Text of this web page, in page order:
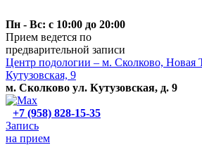
Пн - Вс: с 10:00 до 20:00
Прием ведется по
предварительной записи
Центр подологии – м. Сколково, Новая
Кутузовская, 9
м. Сколково ул. Кутузовская, д. 9
+7 (958) 828-15-35
Запись
на прием